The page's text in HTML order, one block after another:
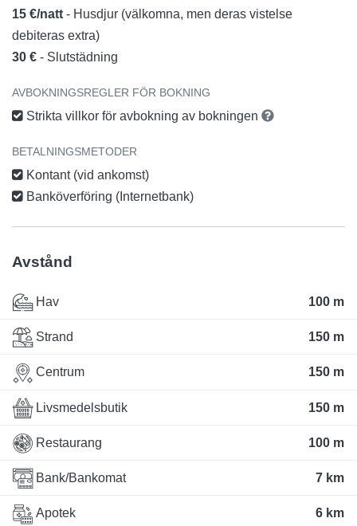
15 €/natt - Husdjur (välkomna, men deras vistelse
debiteras extra)
30 € - Slutstädning
AVBOKNINGSREGLER FÖR BOKNING
Strikta villkor för avbokning av bokningen
BETALNINGSMETODER
Kontant (vid ankomst)
Banköverföring (Internetbank)
Avstånd
Hav 100 m
Strand 150 m
Centrum 150 m
Livsmedelsbutik 150 m
Restaurang 100 m
Bank/Bankomat 7 km
Apotek 6 km